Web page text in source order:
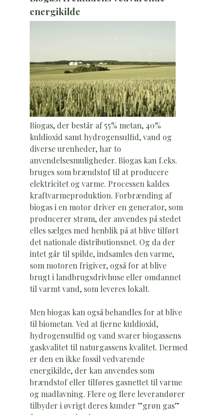
energikilde
Biogas, der består af 55% metan, 40%
kuldioxid samt hydrogensulfid, vand og
diverse urenheder, har to
anvendelsesmuligheder. Biogas kan f.eks.
bruges som brændstof til at producere
elektricitet og varme. Processen kaldes
kraftvarmeproduktion. Forbrænding af
biogas i en motor driver en generator, som
producerer strøm, der anvendes på stedet
elles sælges med henblik på at blive tilført
det nationale distributionsnet. Og da der
intet går til spilde, indsamles den varme,
som motoren frigiver, også for at blive
brugt i landbrugsdrivhuse eller omdannet
til varmt vand, som leveres lokalt.
Men biogas kan også behandles for at blive
til biometan. Ved at fjerne kuldioxid,
hydrogensulfid og vand svarer biogassens
gaskvalitet til naturgassens kvalitet. Dermed
er den en ikke fossil vedvarende
energikilde, der kan anvendes som
brændstof eller tilføres gasnettet til varme
og madlavning. Flere og flere leverandører
tilbyder i øvrigt deres kunder ”grøn gas”